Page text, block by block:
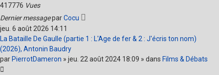
417776 Vues
Dernier messageparCocu
jeu. 6 août 2026 14:11
La Bataille De Gaulle (partie 1 : L'Age de fer & 2 : J'écris ton nom)
(2026), Antonin Baudry
par PierrotDameron » jeu. 22 août 2024 18:09 » dans Films & Débats